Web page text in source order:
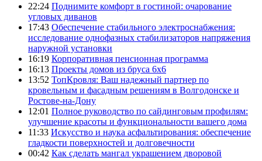
22:24 Поднимите комфорт в гостиной: очарование
угловых диванов
17:43 Обеспечение стабильного электроснабжения:
исследование однофазных стабилизаторов напряжения
наружной установки
16:19 Корпоративная пенсионная программа
16:13 Проекты домов из бруса 6х6
13:52 ТопКровля: Ваш надежный партнер по
кровельным и фасадным решениям в Волгодонске и
Ростове-на-Дону
12:01 Полное руководство по сайдинговым профилям:
улучшение красоты и функциональности вашего дома
11:33 Искусство и наука асфальтирования: обеспечение
гладкости поверхностей и долговечности
00:42 Как сделать мангал украшением дворовой